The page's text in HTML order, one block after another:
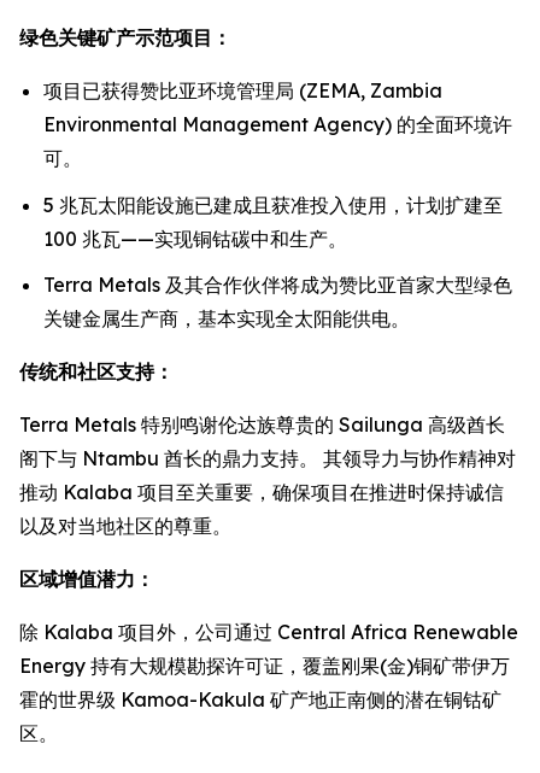
绿色关键矿产示范项目：
项目已获得赞比亚环境管理局 (ZEMA, Zambia
Environmental Management Agency) 的全面环境许
可。
5 兆瓦太阳能设施已建成且获准投入使用，计划扩建至
100 兆瓦——实现铜钴碳中和生产。
Terra Metals 及其合作伙伴将成为赞比亚首家大型绿色
关键金属生产商，基本实现全太阳能供电。
传统和社区支持：
Terra Metals 特别鸣谢伦达族尊贵的 Sailunga 高级酋长
阁下与 Ntambu 酋长的鼎力支持。 其领导力与协作精神对
推动 Kalaba 项目至关重要，确保项目在推进时保持诚信
以及对当地社区的尊重。
区域增值潜力：
除 Kalaba 项目外，公司通过 Central Africa Renewable
Energy 持有大规模勘探许可证，覆盖刚果(金)铜矿带伊万
霍的世界级 Kamoa-Kakula 矿产地正南侧的潜在铜钴矿
区。